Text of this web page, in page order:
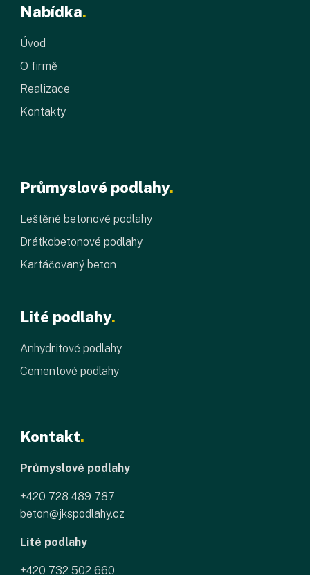
Nabídka.
Úvod
O firmě
Realizace
Kontakty
Průmyslové podlahy.
Leštěné betonové podlahy
Drátkobetonové podlahy
Kartáčovaný beton
Lité podlahy.
Anhydritové podlahy
Cementové podlahy
Kontakt.
Průmyslové podlahy
+420 728 489 787
beton@jkspodlahy.cz
Lité podlahy
+420 732 502 660